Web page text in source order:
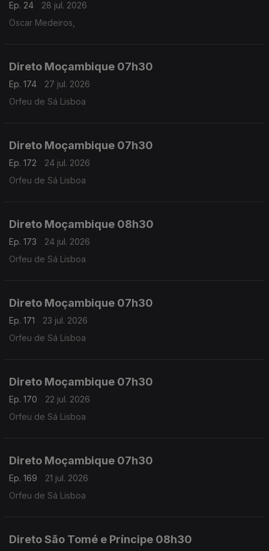
Ep. 24
28 jul. 2026
Oscar Medeiros,
Direto Moçambique 07h30
Ep. 174
27 jul. 2026
Orfeu de Sá Lisboa
Direto Moçambique 07h30
Ep. 172
24 jul. 2026
Orfeu de Sá Lisboa
Direto Moçambique 08h30
Ep. 173
24 jul. 2026
Orfeu de Sá Lisboa
Direto Moçambique 07h30
Ep. 171
23 jul. 2026
Orfeu de Sá Lisboa
Direto Moçambique 07h30
Ep. 170
22 jul. 2026
Orfeu de Sá Lisboa
Direto Moçambique 07h30
Ep. 169
21 jul. 2026
Orfeu de Sá Lisboa
Direto São Tomé e Príncipe 08h30